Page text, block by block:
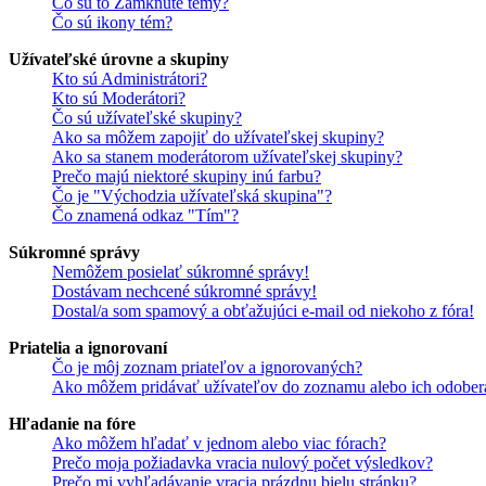
Čo sú ikony tém?
Užívateľské úrovne a skupiny
Kto sú Administrátori?
Kto sú Moderátori?
Čo sú užívateľské skupiny?
Ako sa môžem zapojiť do užívateľskej skupiny?
Ako sa stanem moderátorom užívateľskej skupiny?
Prečo majú niektoré skupiny inú farbu?
Čo je "Východzia užívateľská skupina"?
Čo znamená odkaz "Tím"?
Súkromné správy
Nemôžem posielať súkromné správy!
Dostávam nechcené súkromné správy!
Dostal/a som spamový a obťažujúci e-mail od niekoho z fóra!
Priatelia a ignorovaní
Čo je môj zoznam priateľov a ignorovaných?
Ako môžem pridávať užívateľov do zoznamu alebo ich
Hľadanie na fóre
Ako môžem hľadať v jednom alebo viac fórach?
Prečo moja požiadavka vracia nulový počet výsledkov?